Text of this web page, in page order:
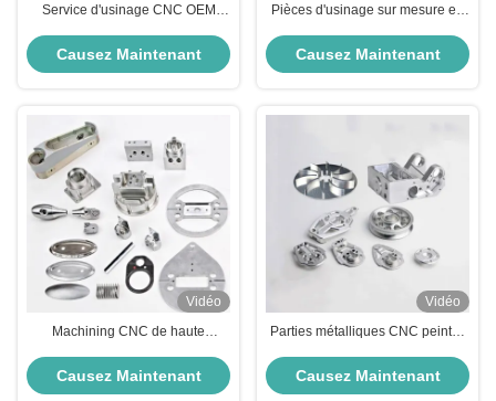
Service d'usinage CNC OEM
aluminium anodisant
Causez Maintenant
Pièces d'usinage sur mesure en
d'usinage en aluminium industriel
Causez Maintenant
Vidéo
Machining CNC de haute
résistantes à la corrosion
Causez Maintenant
Vidéo
Parties métalliques CNC peintes
d'épaisseur Prototype en
aluminium CNC
Causez Maintenant